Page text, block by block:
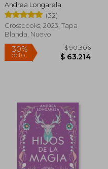
Andrea Longarela
(32)
Crossbooks, 2023, Tapa
Blanda, Nuevo